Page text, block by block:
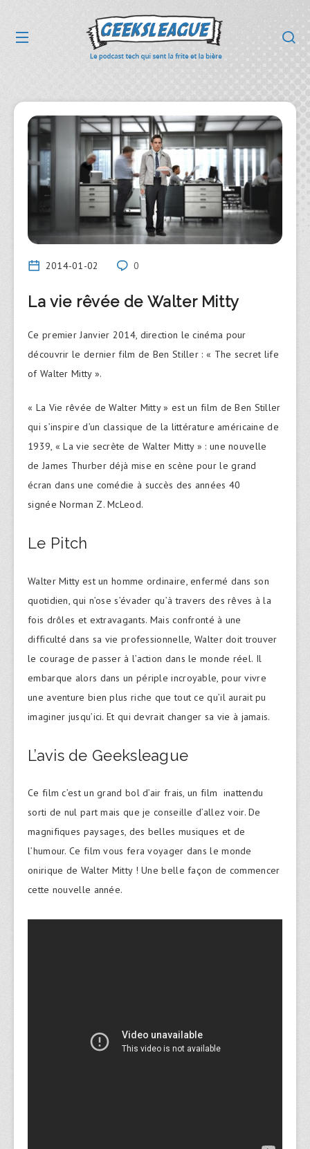
2014-01-02 0
La vie rêvée de Walter Mitty
Ce premier Janvier 2014, direction le cinéma pour
découvrir le dernier film de Ben Stiller : « The secret life
of Walter Mitty ».
« La Vie rêvée de Walter Mitty » est un film de Ben Stiller
qui s’inspire d’un classique de la littérature américaine de
1939, « La vie secrète de Walter Mitty » : une nouvelle
de James Thurber déjà mise en scène pour le grand
écran dans une comédie à succès des années 40
signée Norman Z. McLeod.
Le Pitch
Walter Mitty est un homme ordinaire, enfermé dans son
quotidien, qui n’ose s’évader qu’à travers des rêves à la
fois drôles et extravagants. Mais confronté à une
difficulté dans sa vie professionnelle, Walter doit trouver
le courage de passer à l’action dans le monde réel. Il
embarque alors dans un périple incroyable, pour vivre
une aventure bien plus riche que tout ce qu’il aurait pu
imaginer jusqu’ici. Et qui devrait changer sa vie à jamais.
L’avis de Geeksleague
Ce film c’est un grand bol d’air frais, un film inattendu
sorti de nul part mais que je conseille d’allez voir. De
magnifiques paysages, des belles musiques et de
l’humour. Ce film vous fera voyager dans le monde
onirique de Walter Mitty ! Une belle façon de commencer
cette nouvelle année.